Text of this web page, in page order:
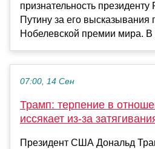
признательность
Путину за его высказывания
Нобелевской премии мира. В
07:00, 14 Сен
Трамп: терпение в
иссякает из-за
Президент США Дональд